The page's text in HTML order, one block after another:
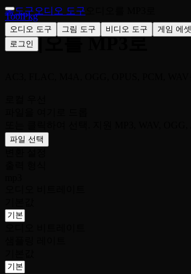
ToolPkg
오디오 도구 그림 도구 비디오 도구 게임 에셋
로그인
홈도구오디오 도구
오디오를 MP3로
파일 선택